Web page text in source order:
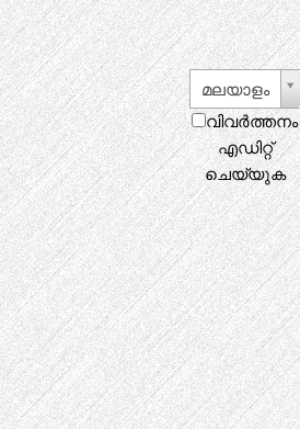
മലയാളം
വിവർത്തനം
എഡിറ്റ്
ചെയ്യുക